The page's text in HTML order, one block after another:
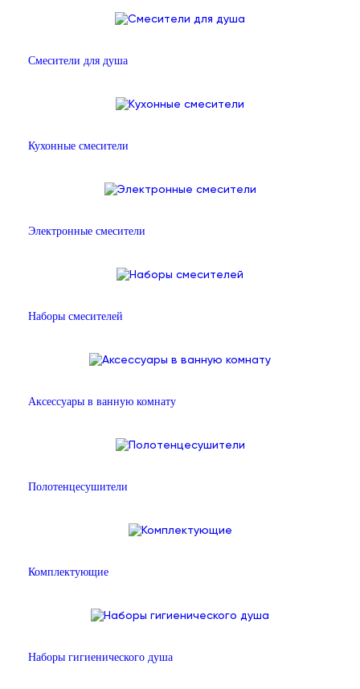
Смесители для душа
Кухонные смесители
Электронные смесители
Наборы смесителей
Аксессуары в ванную комнату
Полотенцесушители
Комплектующие
Наборы гигиенического душа